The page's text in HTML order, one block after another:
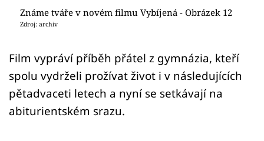
Přihlášení
Sledujte nás
Známe tváře v novém filmu Vybíjená - Obrázek 12
Zdroj: archiv
Film vypráví příběh přátel z gymnázia, kteří
spolu vydrželi prožívat život i v následujících
pětadvaceti letech a nyní se setkávají na
abiturientském srazu.